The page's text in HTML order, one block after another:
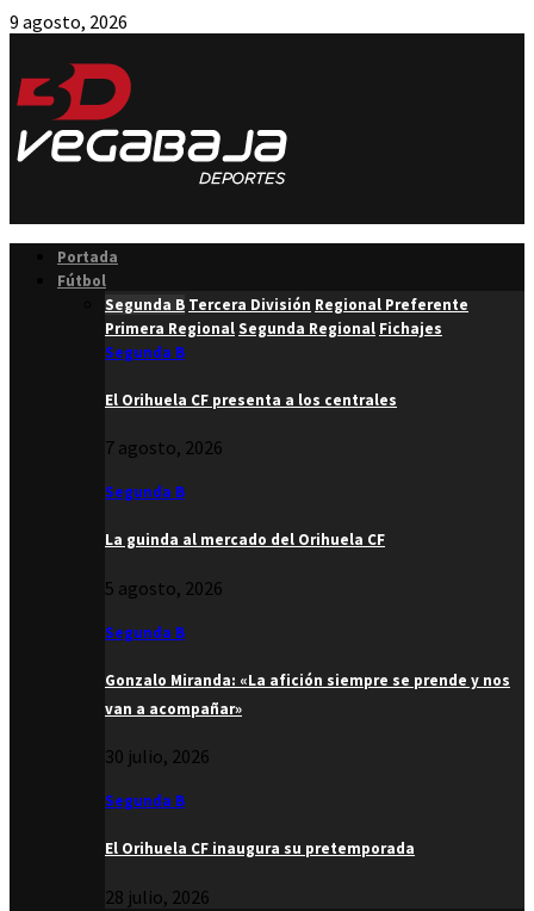
9 agosto, 2026
Portada
Fútbol
Segunda B Tercera División Regional Preferente
Primera RegionalSegunda Regional Fichajes
Segunda B
El Orihuela CF presenta a los centrales
7 agosto, 2026
Segunda B
La guinda al mercado del Orihuela CF
5 agosto, 2026
Segunda B
Gonzalo Miranda: «La afición siempre se prende y nos
van a acompañar»
30 julio, 2026
Segunda B
El Orihuela CF inaugura su pretemporada
28 julio, 2026